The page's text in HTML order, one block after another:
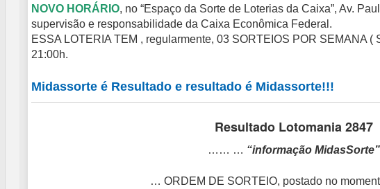
NOVO HORÁRIO, no “Espaço da Sorte de Loterias da Caixa”, Av.
supervisão e responsabilidade da Caixa Econômica Federal.
ESSA LOTERIA TEM , regularmente, 03 SORTEIOS POR SEMANA (
21:00h.
Midassorte é Resultado e resultado é Midassorte!!!
Resultado Lotomania 2847
…… … “informação MidasSorte”
… ORDEM DE SORTEIO, postado no